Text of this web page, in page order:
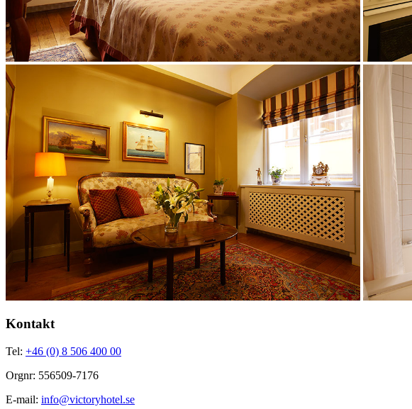
Kontakt
Tel: +46 (0) 8 506 400 00
Orgnr: 556509-7176
E-mail: info@victoryhotel.se